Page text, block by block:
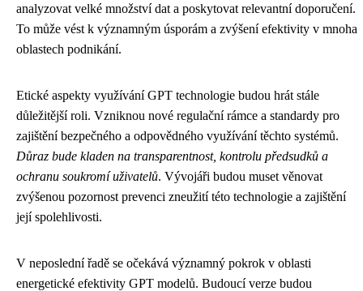
analyzovat velké množství dat a poskytovat relevantní doporučení.
To může vést k významným úsporám a zvýšení efektivity v mnoha
oblastech podnikání.
Etické aspekty využívání GPT technologie budou hrát stále
důležitější roli. Vzniknou nové regulační rámce a standardy pro
zajištění bezpečného a odpovědného využívání těchto systémů.
Důraz bude kladen na transparentnost, kontrolu předsudků a
ochranu soukromí uživatelů. Vývojáři budou muset věnovat
zvýšenou pozornost prevenci zneužití této technologie a zajištění
její spolehlivosti.
V neposlední řadě se očekává významný pokrok v oblasti
energetické efektivity GPT modelů. Budoucí verze budou